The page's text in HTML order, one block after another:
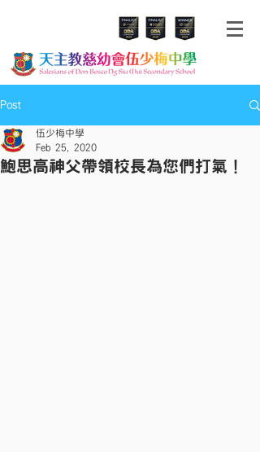
Post
鮑思高神父帶領校長為您們打氣！
伍少梅中學
Feb 25, 2020